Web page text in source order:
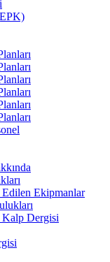
Edilen Ekipmanlar
Kalp Dergisi